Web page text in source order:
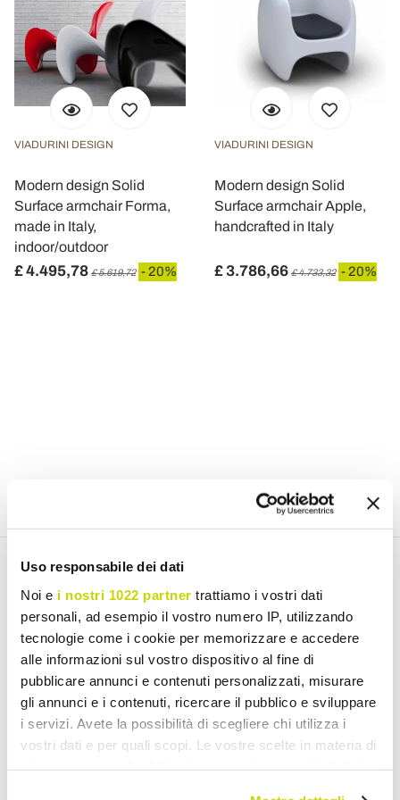
Uso responsabile dei dati
Noi e i nostri 1022 partner trattiamo i vostri dati
personali, ad esempio il vostro numero IP, utilizzando
tecnologie come i cookie per memorizzare e accedere
alle informazioni sul vostro dispositivo al fine di
pubblicare annunci e contenuti personalizzati, misurare
gli annunci e i contenuti, ricercare il pubblico e sviluppare
i servizi. Avete la possibilità di scegliere chi utilizza i
vostri dati e per quali scopi. Le vostre scelte in materia di
VIADURINI DESIGN
Modern design Solid
Surface armchair Forma,
made in Italy,
indoor/outdoor
£ 4.495,78 £ 5.619,72 - 20%
VIADURINI DESIGN
Modern design Solid
Surface armchair Apple,
handcrafted in Italy
£ 3.786,66 £ 4.733,32 - 20%
Email Newsletter
Subscribe to our newsletter
I have read and accept the Terms of use of personal data
Link